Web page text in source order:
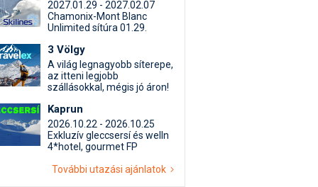
Termékkereső
egyéb síeléshez kapcsolódó téma
beszélgetések
2027.01.29 - 2027.02.07
Chamonix-Mont Blanc
Unlimited sítúra 01.29.
3 Völgy
A világ legnagyobb síterepe,
az itteni legjobb
szállásokkal, mégis jó áron!
Kaprun
2026.10.22 - 2026.10.25
Exkluzív gleccsersí és welln
4*hotel, gourmet FP
További utazási ajánlatok